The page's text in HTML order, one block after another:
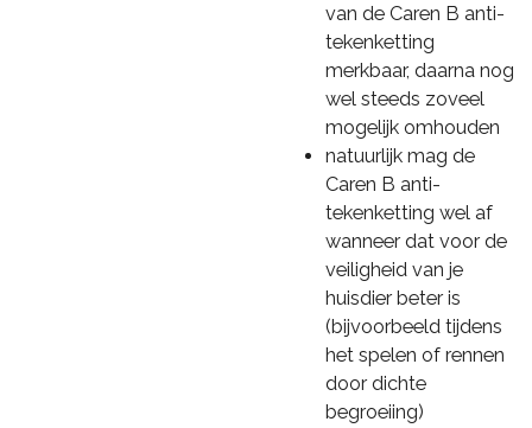
van de Caren B anti-
tekenketting
merkbaar, daarna nog
wel steeds zoveel
mogelijk omhouden
natuurlijk mag de
Caren B anti-
tekenketting wel af
wanneer dat voor de
veiligheid van je
huisdier beter is
(bijvoorbeeld tijdens
het spelen of rennen
door dichte
begroeiing)